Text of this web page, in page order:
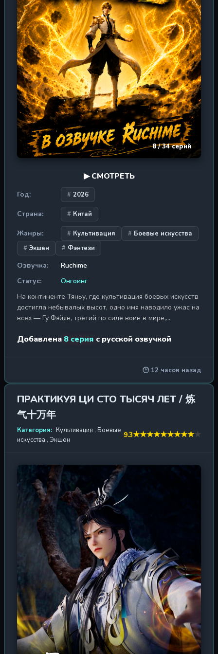
самому понятию святости.
8 / 34 серий
▶ СМОТРЕТЬ
Год: 2026
Страна: Китай
Жанры: Культивация
Боевые искусства
Экшен
Фэнтези
Озвучка:
Ruchime
Статус:
Онгоинг
На континенте Тяньу, где культивация боевых искусств
достигла небывалых высот, одно имя наводило ужас на
всех — Гу Фэйян, третий по силе воин в мире,
достигла предела Девяти Небес, но дальше путь был
преодолеть этот барьер, но законы мироздания были
неумолимы. И тогда он решился на отчаянный шаг:
используя чувства владычицы Небесного дворца Цюй
Хунъянь, Гу Фэйян вплел в ткань реальности
грандиозную интригу, пожертвовав внеземной
демонической энергией, чтобы переродиться и начать
свой путь заново. Так появился Ли Юньсяо —
пятнадцатилетний юноша из королевства Тяньшуй,
особняком. Но новое тело не означало новую судьбу.
Королевство Тяньшуй оказалось в огне вражды:
внешние враги точили клинки у границ, а внутри
дворца разгоралась борьба наследников за трон.
Семья Ли, сосредоточившая в своих руках военную
мощь, оказалась в эпицентре шторма, где каждый
неверный шаг грозил гибелью всему роду. Однако для
Ли Юньсяо, сохранившего память и мудрость
величайшего воина прошлой жизни, интриги смертных
казались всего лишь детской игрой. С высоты своего
опыта он хладнокровно распутывал клубки
предательств, находил скрытые угрозы и прокладывал
путь через море крови и лжи. Он знал то, чего не знали
другие: в этом мире, где царит культура боевых
искусств, истинная сила рождается только изнутри. Его
цель оставалась неизменной — завершить великий
замысел, начатый в прошлой жизни, и заложить
фундамент для божественного царства. Но прежде
Добавлена 8 серия с русской озвучкой
🕒 12 часов назад
ПРАКТИКУЯ ЦИ СТО ТЫСЯЧ ЛЕТ / 炼
气十万年
Категория: Культивация , Боевые
искусства , Экшен
9.3★★★★★★★★★★